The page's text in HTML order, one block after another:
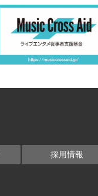
採用情報